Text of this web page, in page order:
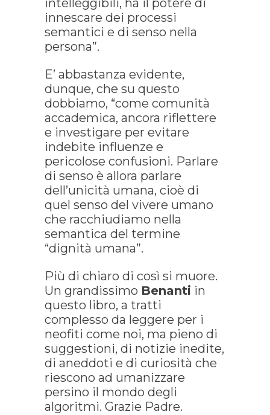
intelleggibili, ha il potere di
innescare dei processi
semantici e di senso nella
persona”.
E’ abbastanza evidente,
dunque, che su questo
dobbiamo, “come comunità
accademica, ancora riflettere
e investigare per evitare
indebite influenze e
pericolose confusioni. Parlare
di senso è allora parlare
dell’unicità umana, cioè di
quel senso del vivere umano
che racchiudiamo nella
semantica del termine
“dignità umana”.
Più di chiaro di così si muore.
Un grandissimo Benanti in
questo libro, a tratti
complesso da leggere per i
neofiti come noi, ma pieno di
suggestioni, di notizie inedite,
di aneddoti e di curiosità che
riescono ad umanizzare
persino il mondo degli
algoritmi. Grazie Padre.